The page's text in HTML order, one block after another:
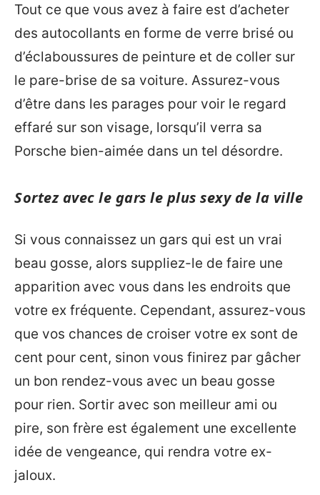
Tout ce que vous avez à faire est d’acheter
des autocollants en forme de verre brisé ou
d’éclaboussures de peinture et de coller sur
le pare-brise de sa voiture. Assurez-vous
d’être dans les parages pour voir le regard
effaré sur son visage, lorsqu’il verra sa
Porsche bien-aimée dans un tel désordre.
Sortez avec le gars le plus sexy de la ville
Si vous connaissez un gars qui est un vrai
beau gosse, alors suppliez-le de faire une
apparition avec vous dans les endroits que
votre ex fréquente. Cependant, assurez-vous
que vos chances de croiser votre ex sont de
cent pour cent, sinon vous finirez par gâcher
un bon rendez-vous avec un beau gosse
pour rien. Sortir avec son meilleur ami ou
pire, son frère est également une excellente
idée de vengeance, qui rendra votre ex-
jaloux.